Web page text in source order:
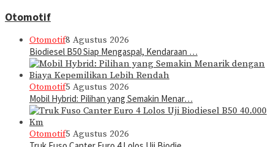
Otomotif
Otomotif8 Agustus 2026
Biodiesel B50 Siap Mengaspal, Kendaraan …
Otomotif5 Agustus 2026
Mobil Hybrid: Pilihan yang Semakin Menar…
Otomotif5 Agustus 2026